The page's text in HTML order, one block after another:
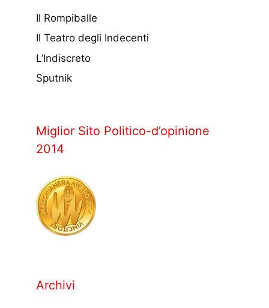
Il Rompiballe
Il Teatro degli Indecenti
L’Indiscreto
Sputnik
Miglior Sito Politico-d’opinione
2014
Archivi